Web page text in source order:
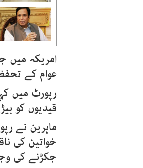
امریکہ میں
عوام کے
رپورٹ میں
قیدیوں کو
ماہرین نے
خواتین کی
جکڑنے کی